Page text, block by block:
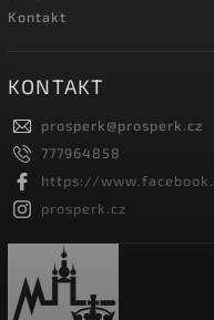
Kontakt
KONTAKT
prosperk@prosperk.cz
777964858
https://
prosperk.cz